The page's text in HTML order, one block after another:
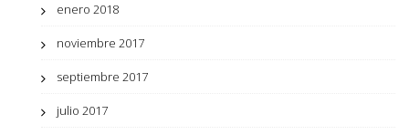
enero 2018
noviembre 2017
septiembre 2017
julio 2017